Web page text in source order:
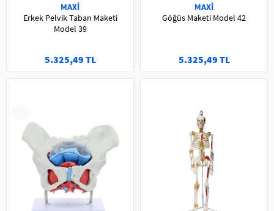
MAXİ
Erkek Pelvik Taban Maketi
Model 39
5.325,49 TL
MAXİ
Göğüs Maketi Model 42
5.325,49 TL